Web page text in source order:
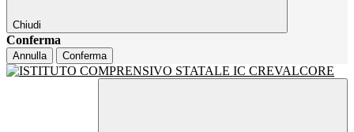
Chiudi
Conferma
Annulla Conferma